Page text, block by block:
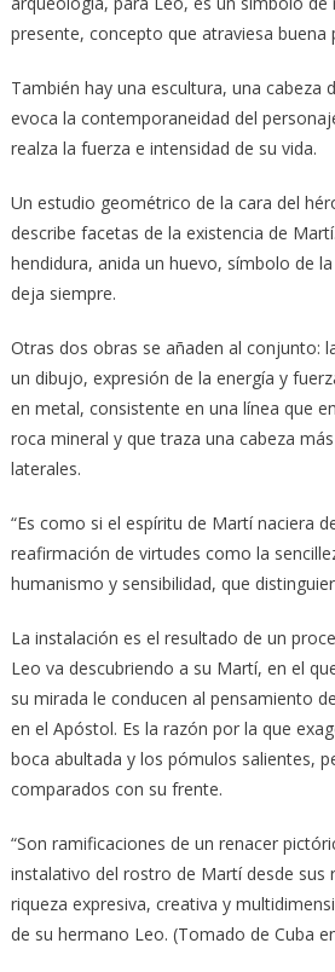
presente, concepto que atraviesa buena
También hay una escultura, una cabeza
evoca la contemporaneidad del
realza la fuerza e intensidad de su vida.
Un estudio geométrico de la cara del
describe facetas de la existencia de
hendidura, anida un huevo, símbolo de
deja siempre.
Otras dos obras se añaden al conjunto:
un dibujo, expresión de la energía y
en metal, consistente en una línea que
roca mineral y que traza una cabeza
laterales.
“Es como si el espíritu de Martí naciera
reafirmación de virtudes como la
humanismo y sensibilidad, que
La instalación es el resultado de un
Leo va descubriendo a su Martí, en el
su mirada le conducen al pensamiento
en el Apóstol. Es la razón por la que
boca abultada y los pómulos salientes,
comparados con su frente.
“Son ramificaciones de un renacer
instalativo del rostro de Martí desde sus
riqueza expresiva, creativa y
de su hermano Leo. (Tomado de Cuba